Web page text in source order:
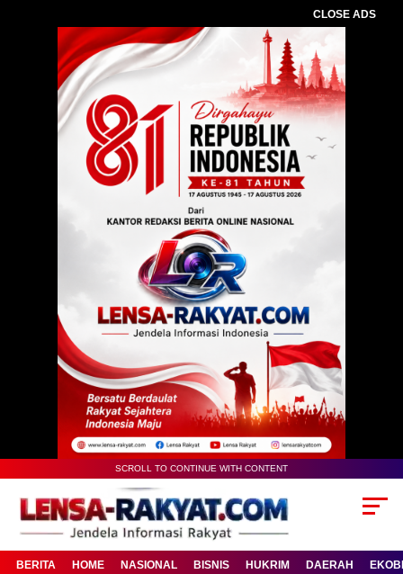
CLOSE ADS
SCROLL TO CONTINUE WITH CONTENT
BERITA HOME NASIONAL BISNIS HUKRIM DAERAH